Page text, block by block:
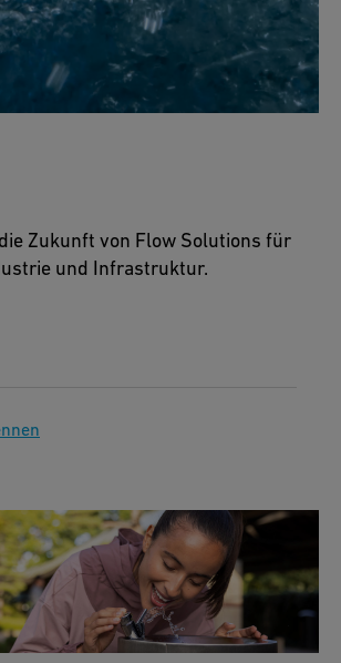
Zukunft von Flow Solutions für
und Infrastruktur.